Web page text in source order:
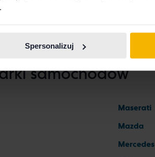
Spersonalizuj
samochodów
Maserati
Mazda
Mercedes